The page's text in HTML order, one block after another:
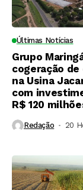
Últimas Notícias
Grupo
cogeração de
na Usina
com
R$ 120
Redação 20